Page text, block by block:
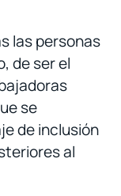
las personas
de ser el
se
de inclusión
al